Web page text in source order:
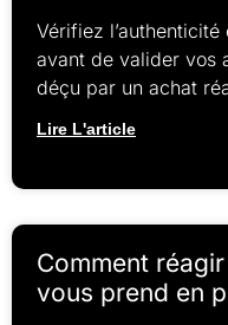
Vérifiez
avant de valider vos
déçu par un achat
Lire L'article
Comment
vous prend en